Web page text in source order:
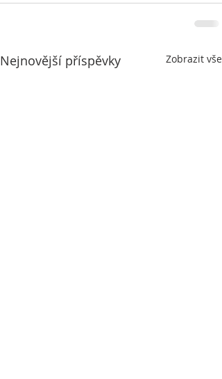
Nejnovější příspěvky Zobrazit vše